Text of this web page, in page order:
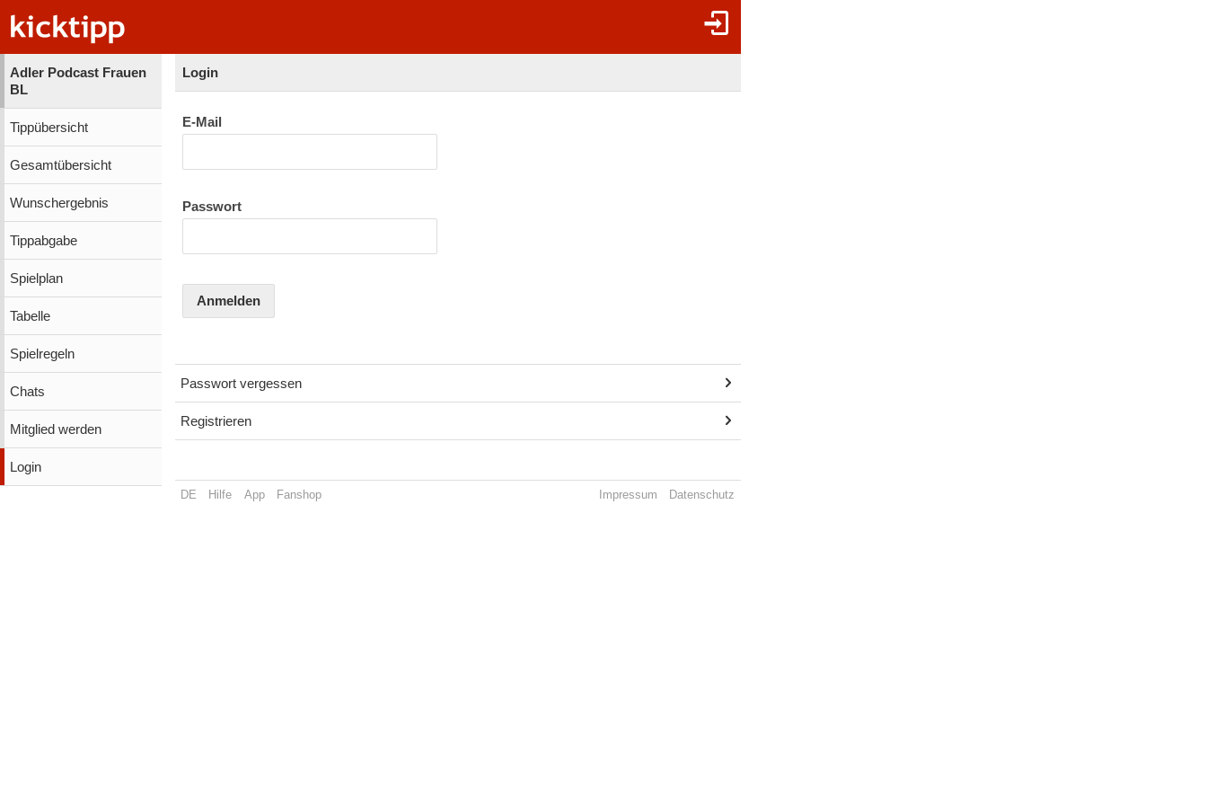
Adler Podcast Frauen
BL
Tippübersicht
Gesamtübersicht
Wunschergebnis
Tippabgabe
Spielplan
Tabelle
Spielregeln
Chats
Mitglied werden
Login
Login
E-Mail
Passwort
Anmelden
Passwort vergessen
Registrieren
DE Hilfe App Fanshop Impressum Datenschutz